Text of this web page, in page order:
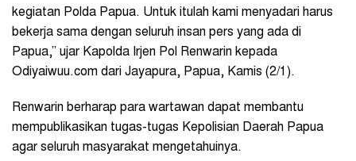
kegiatan Polda Papua. Untuk itulah kami menyadari harus
bekerja sama dengan seluruh insan pers yang ada di
Papua,” ujar Kapolda Irjen Pol Renwarin kepada
Odiyaiwuu.com dari Jayapura, Papua, Kamis (2/1).
Renwarin berharap para wartawan dapat membantu
mempublikasikan tugas-tugas Kepolisian Daerah Papua
agar seluruh masyarakat mengetahuinya.